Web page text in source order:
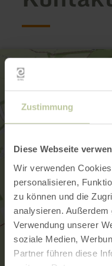
Zustimmung
Diese Webseite
Wir verwenden
personalisieren,
zu können und die
analysieren.
Verwendung unserer
soziale Medien,
Partner führen diese